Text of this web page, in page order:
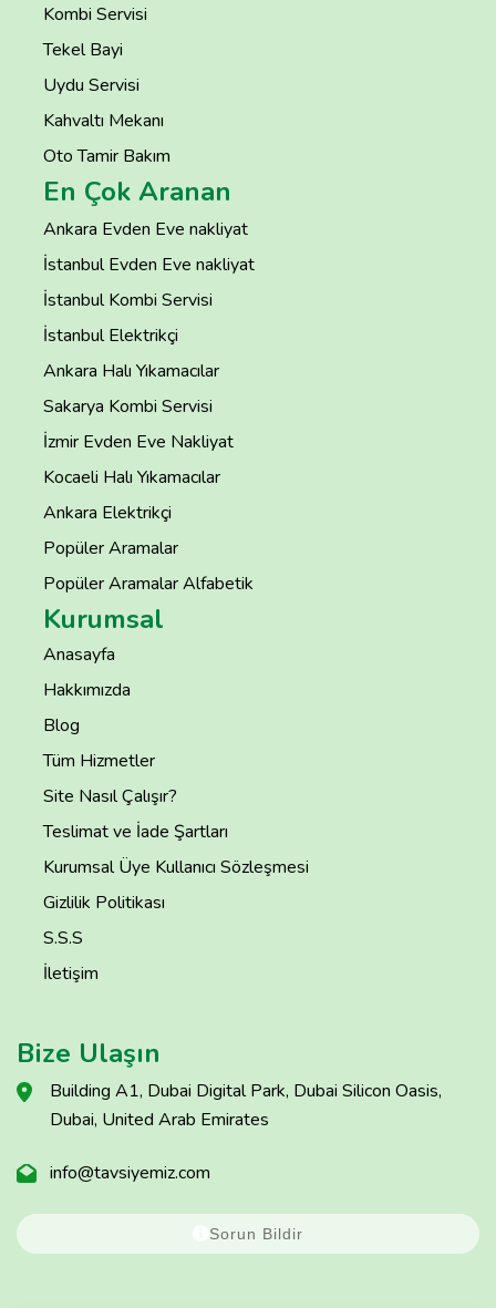
Kombi Servisi
Tekel Bayi
Uydu Servisi
Kahvaltı Mekanı
Oto Tamir Bakım
En Çok Aranan
Ankara Evden Eve nakliyat
İstanbul Evden Eve nakliyat
İstanbul Kombi Servisi
İstanbul Elektrikçi
Ankara Halı Yıkamacılar
Sakarya Kombi Servisi
İzmir Evden Eve Nakliyat
Kocaeli Halı Yıkamacılar
Ankara Elektrikçi
Popüler Aramalar
Popüler Aramalar Alfabetik
Kurumsal
Anasayfa
Hakkımızda
Blog
Tüm Hizmetler
Site Nasıl Çalışır?
Teslimat ve İade Şartları
Kurumsal Üye Kullanıcı Sözleşmesi
Gizlilik Politikası
S.S.S
İletişim
Bize Ulaşın
Building A1, Dubai Digital Park, Dubai Silicon Oasis,
Dubai, United Arab Emirates
info@tavsiyemiz.com
Sorun Bildir